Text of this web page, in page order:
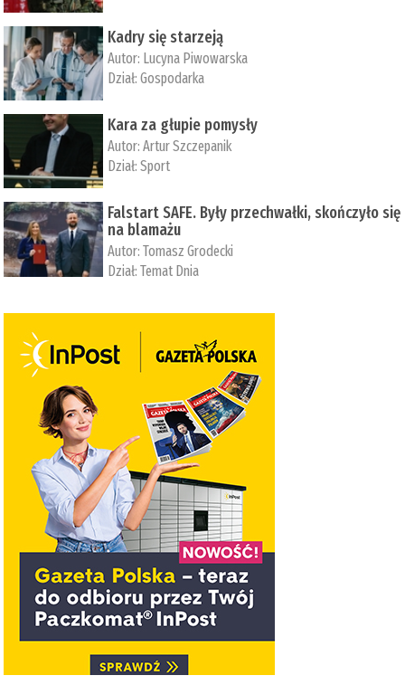
Kadry się starzeją
Autor: Lucyna Piwowarska
Dział:Gospodarka
Kara za głupie pomysły
Autor:Artur Szczepanik
Dział:Sport
Falstart SAFE. Były przechwałki, skończyło się
na blamażu
Autor:Tomasz Grodecki
Dział:Temat Dnia